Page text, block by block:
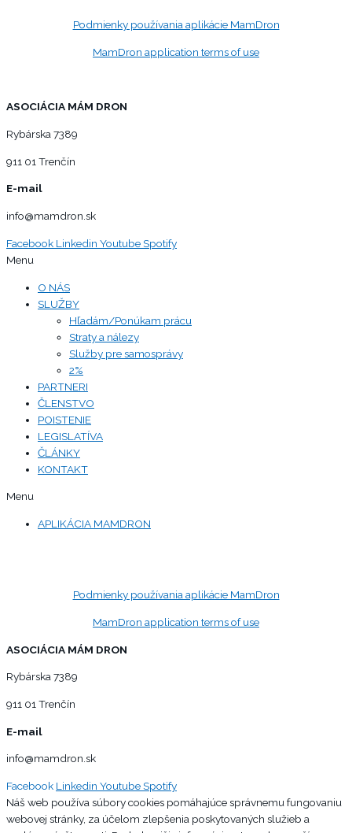
Podmienky používania aplikácie MamDron
MamDron application terms of use
ASOCIÁCIA MÁM DRON
Rybárska 7389
911 01 Trenčín
E-mail
info@mamdron.sk
Facebook Linkedin YoutubeSpotify
Menu
O NÁS
SLUŽBY
Hľadám/Ponúkam prácu
Straty a nálezy
Služby pre samosprávy
2%
PARTNERI
ČLENSTVO
POISTENIE
LEGISLATÍVA
ČLÁNKY
KONTAKT
Menu
APLIKÁCIA MAMDRON
Podmienky používania aplikácie MamDron
MamDron application terms of use
ASOCIÁCIA MÁM DRON
Rybárska 7389
911 01 Trenčín
E-mail
info@mamdron.sk
Facebook Linkedin YoutubeSpotify
Náš web používa súbory cookies pomáhajúce správnemu fungovaniu
webovej stránky, za účelom zlepšenia poskytovaných služieb a